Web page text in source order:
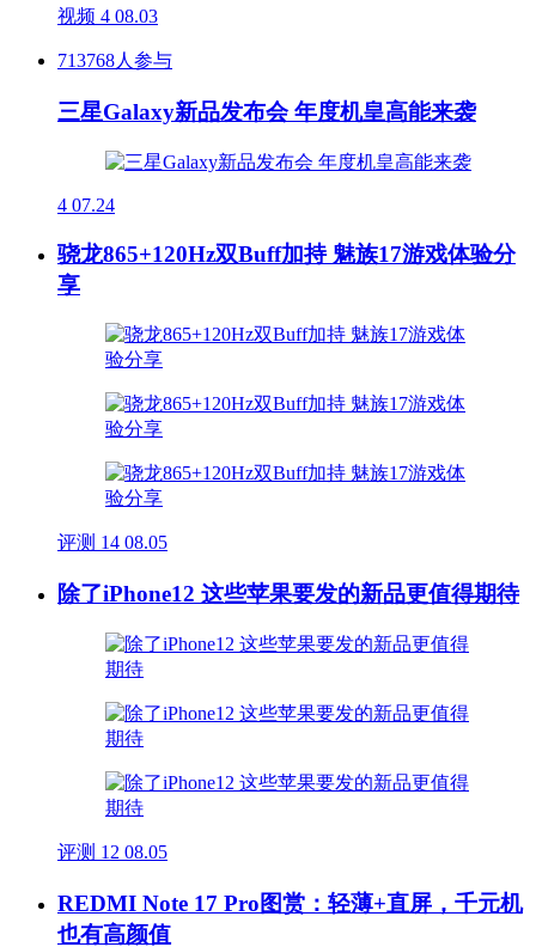
视频 4 08.03
713768人参与
三星Galaxy新品发布会 年度机皇高能来袭
4 07.24
骁龙865+120Hz双Buff加持 魅族17游戏体验分
享
评测 14 08.05
除了iPhone12 这些苹果要发的新品更值得期待
评测 12 08.05
REDMI Note 17 Pro图赏：轻薄+直屏，千元机
也有高颜值